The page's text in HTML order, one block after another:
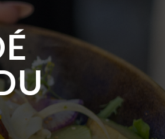
which helps you to build various
and contents you like. You can also easily